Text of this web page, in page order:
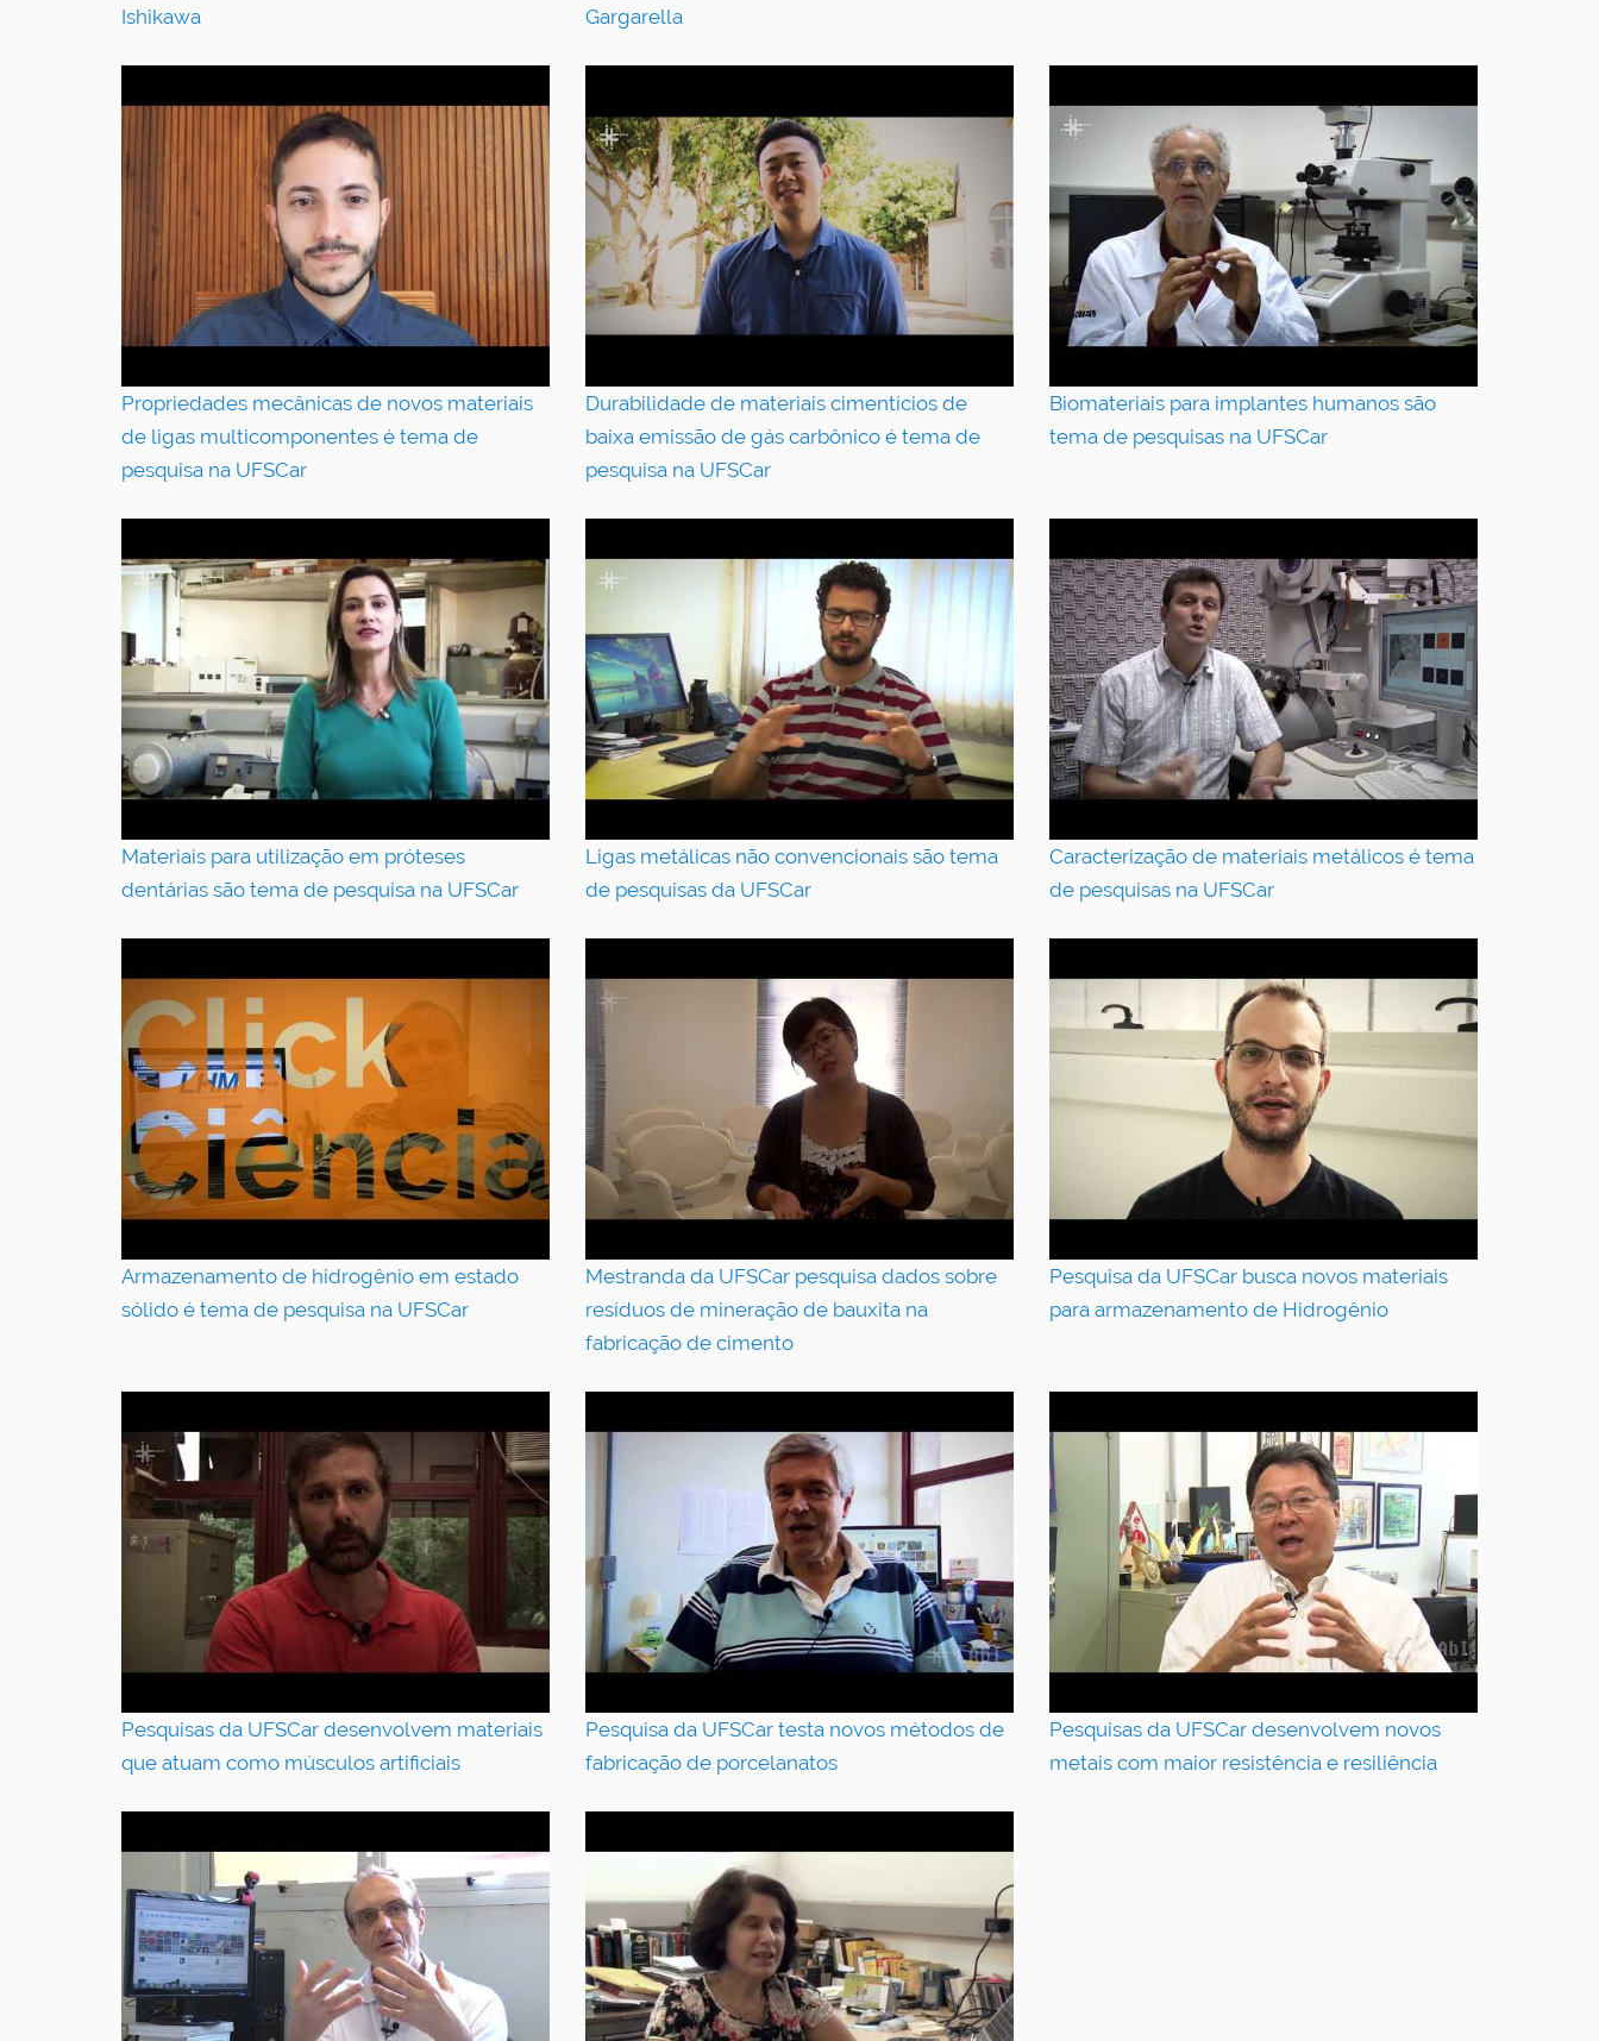
Ishikawa
Gargarella
Propriedades mecânicas de novos materiais
de ligas multicomponentes é tema de
pesquisa na UFSCar
Durabilidade de materiais cimentícios de
baixa emissão de gás carbônico é tema de
pesquisa na UFSCar
Biomateriais para implantes humanos são
tema de pesquisas na UFSCar
Materiais para utilização em próteses
dentárias são tema de pesquisa na UFSCar
Ligas metálicas não convencionais são tema
de pesquisas da UFSCar
Caracterização de materiais metálicos é tema
de pesquisas na UFSCar
Armazenamento de hidrogênio em estado
sólido é tema de pesquisa na UFSCar
Mestranda da UFSCar pesquisa dados sobre
resíduos de mineração de bauxita na
fabricação de cimento
Pesquisa da UFSCar busca novos materiais
para armazenamento de Hidrogênio
Pesquisas da UFSCar desenvolvem materiais
que atuam como músculos artificiais
Pesquisa da UFSCar testa novos métodos de
fabricação de porcelanatos
Pesquisas da UFSCar desenvolvem novos
metais com maior resistência e resiliência